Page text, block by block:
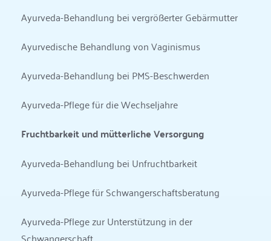
Ayurveda-Behandlung bei vergrößerter Gebärmutter
Ayurvedische Behandlung von Vaginismus
Ayurveda-Behandlung bei PMS-Beschwerden
Ayurveda-Pflege für die Wechseljahre
Fruchtbarkeit und mütterliche Versorgung
Ayurveda-Behandlung bei Unfruchtbarkeit
Ayurveda-Pflege für Schwangerschaftsberatung
Ayurveda-Pflege zur Unterstützung in der